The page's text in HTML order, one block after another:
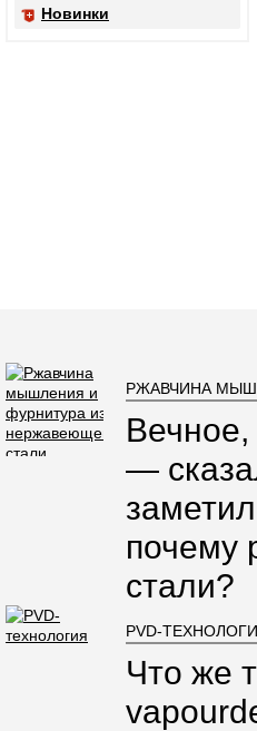
Новинки
РЖАВЧИНА
—
почему
стали?
PVD-
Что же